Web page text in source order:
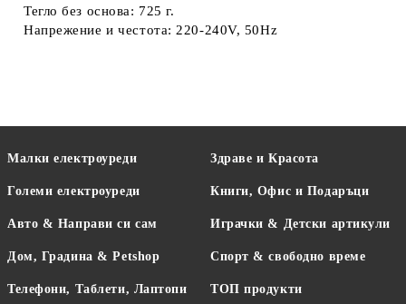
Тегло без основа: 725 г.
Напрежение и честота: 220-240V, 50Hz
Малки електроуреди
Големи електроуреди
Авто & Направи си сам
Дом, Градина & Petshop
Телефони, Таблети, Лаптопи
Здраве и Красота
Книги, Офис и Подаръци
Играчки & Детски артикули
Спорт & свободно време
ТОП продукти